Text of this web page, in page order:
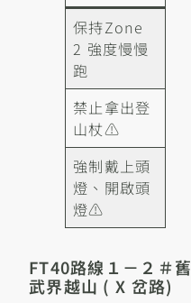
保持Zone
2 強度慢慢
跑
禁止拿出登
山杖⚠️
強制戴上頭
燈、開啟頭
燈⚠️
FT40路線１－２＃舊
武界越山 ( X 岔路)